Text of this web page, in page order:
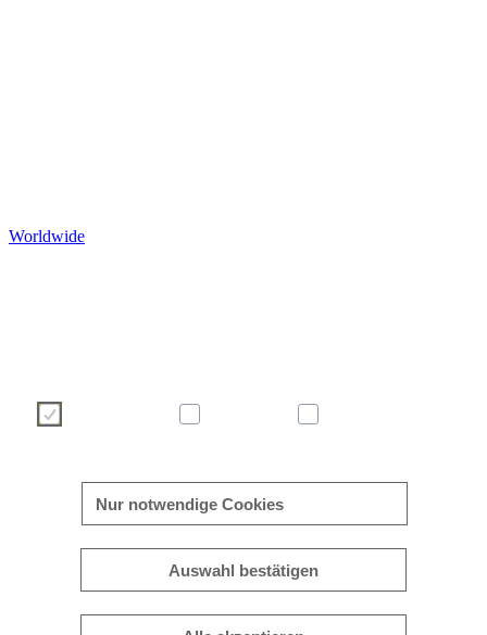
Worldwide
Nur notwendige Cookies
Auswahl bestätigen